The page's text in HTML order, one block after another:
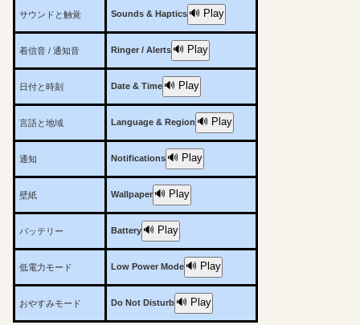
サウンドと触覚 Sounds & Haptics 🔊 Play
着信音 / 通知音 Ringer / Alerts 🔊 Play
日付と時刻 Date & Time 🔊 Play
言語と地域 Language & Region 🔊 Play
通知 Notifications 🔊 Play
壁紙 Wallpaper 🔊 Play
バッテリー Battery 🔊 Play
低電力モード Low Power Mode 🔊 Play
おやすみモード Do Not Disturb 🔊 Play